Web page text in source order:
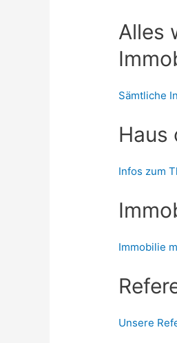
Alles
Sämtliche
Haus
Infos zum
Immobilie
Unsere